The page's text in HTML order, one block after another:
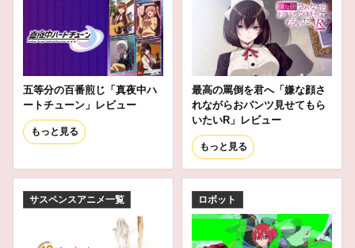
五等分の百番煎じ「真夜中ハ
ートチューン」レビュー
もっと見る
最高の罵倒を君へ「嫌な顔さ
れながらおパンツ見せてもら
いたいR」レビュー
もっと見る
サスペンスアニメ一覧 ロボット